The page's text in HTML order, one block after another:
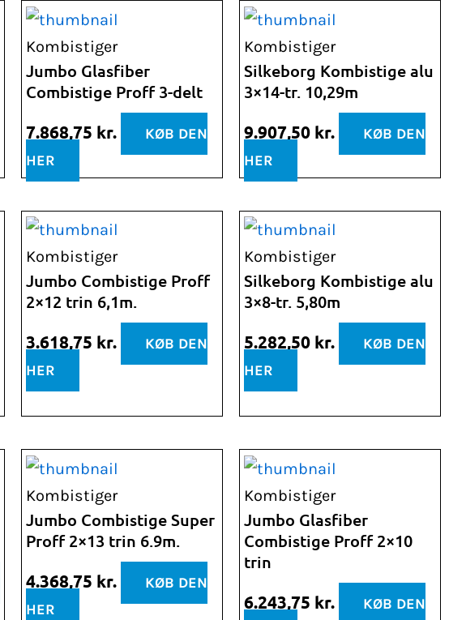
Kombistiger
Jumbo Glasfiber
Combistige Proff 3-delt
7.868,75 kr.
KØB DEN
HER
Kombistiger
Silkeborg Kombistige alu
3×14-tr. 10,29m
9.907,50 kr.
KØB DEN
HER
Kombistiger
Jumbo Combistige Proff
2×12 trin 6,1m.
3.618,75 kr.
KØB DEN
HER
Kombistiger
Silkeborg Kombistige alu
3×8-tr. 5,80m
5.282,50 kr.
KØB DEN
HER
Kombistiger
Jumbo Combistige Super
Proff 2×13 trin 6.9m.
4.368,75 kr.
KØB DEN
HER
Kombistiger
Jumbo Glasfiber
Combistige Proff 2×10
trin
6.243,75 kr.
KØB DEN